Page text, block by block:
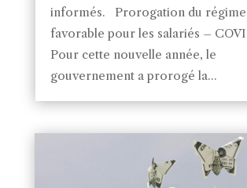
informés. Prorogation du régime
favorable pour les salariés –
Pour cette nouvelle année, le
gouvernement a prorogé la...